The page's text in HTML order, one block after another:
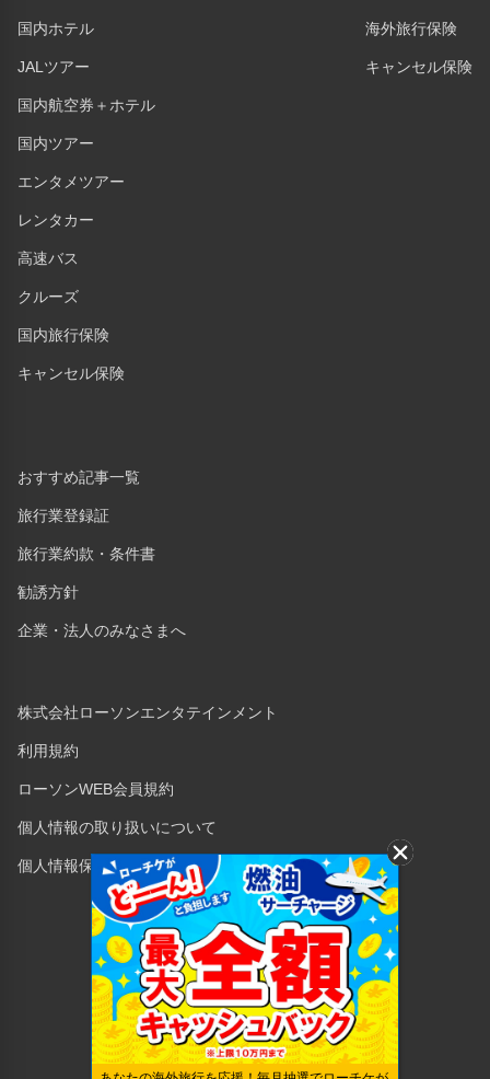
国内ホテル
JALツアー
国内航空券＋ホテル
国内ツアー
エンタメツアー
レンタカー
高速バス
クルーズ
国内旅行保険
キャンセル保険
おすすめ記事一覧
旅行業登録証
旅行業約款・条件書
勧誘方針
企業・法人のみなさまへ
株式会社ローソンエンタテインメント
利用規約
ローソンWEB会員規約
個人情報の取り扱いについて
個人情報保護方針
海外旅行保険
キャンセル保険
Copyright © 1998 Lawson Entertainment, Inc.